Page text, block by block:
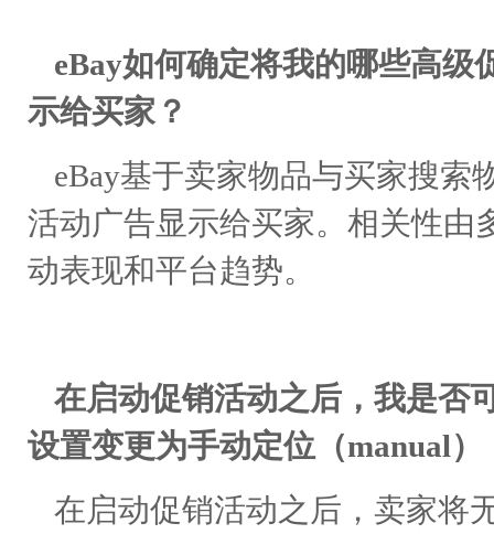
eBay如何确定将我的哪些高
示给买家？
eBay基于卖家物品与买家搜索
活动广告显示给买家。相关性由
动表现和平台趋势。
在启动促销活动之后，我是否
设置变更为手动定位（manual
在启动促销活动之后，卖家将